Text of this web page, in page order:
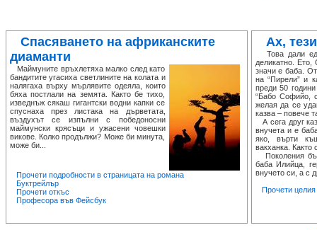
Спасяването на африканските
диаманти
Маймуните връхлетяха малко след като
бандитите угасиха светлините на колата и
налягаха върху мърлявите одеяла, които
бяха постлали на земята. Както бе тихо,
изведнъж сякаш гигантски водни капки се
спуснаха през листака на дърветата,
въздухът се изпълни с победоносни
маймунски крясъци и ужасени човешки
викове. Колко продължи? Може би минута,
може би...
Прочети подробности в страницата на романа
Буктрейлър
Прочети откъс
Професора във Фейсбук
Ах,
Това дали
деликатно.
значи е баба.
на “Пирели” и
преди 50
“Бабо Софийо,
желая да се
казва – повече
А сега друг
внучета и е
яко, върти
вакханка. Както
Поколения
баба Илийца,
внучето си, а с
Прочети целия